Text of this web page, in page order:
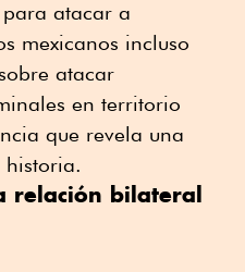
atacar a
mexicanos incluso
atacar
en territorio
que revela una
relación bilateral